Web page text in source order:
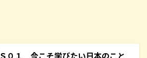
Ｓ０１ 今こそ学びたい日本のこと